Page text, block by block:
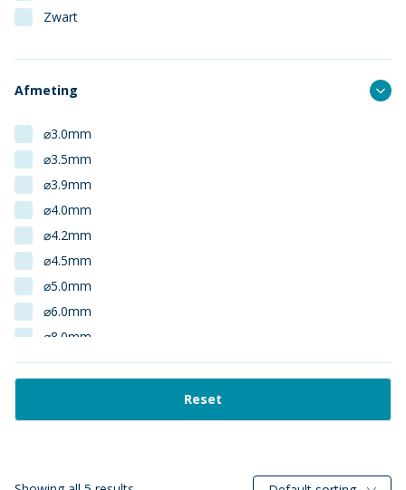
Zwart
Afmeting
⌀3.0mm
⌀3.5mm
⌀3.9mm
⌀4.0mm
⌀4.2mm
⌀4.5mm
⌀5.0mm
⌀6.0mm
⌀8.0mm
1:13
Reset